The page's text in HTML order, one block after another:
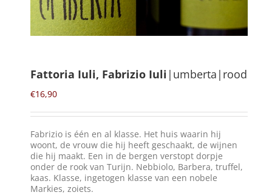
Mijn Account
naar:
NL
Fattoria Iuli, Fabrizio Iuli |umberta|rood
€16,90
Fabrizio is één en al klasse. Het huis waarin hij
woont, de vrouw die hij heeft geschaakt, de wijnen
die hij maakt. Een in de bergen verstopt dorpje
onder de rook van Turijn. Nebbiolo, Barbera, truffel,
kaas. Klasse, ingetogen klasse van een nobele
Markies, zoiets.